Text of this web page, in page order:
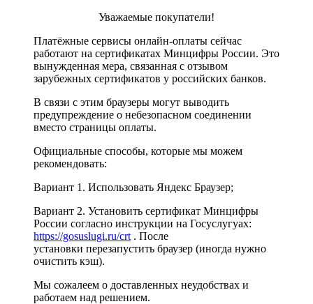
Уважаемые покупатели!
Платёжные сервисы онлайн-оплаты сейчас
работают на сертификатах Минцифры России. Это
вынужденная мера, связанная с отзывом
зарубежных сертификатов у российских банков.
В связи с этим браузеры могут выводить
предупреждение о небезопасном соединении
вместо страницы оплаты.
Официальные способы, которые мы можем
рекомендовать:
Вариант 1. Использовать Яндекс Браузер;
Вариант 2. Установить сертификат Минцифры
России согласно инструкции на Госуслугуах:
https://gosuslugi.ru/crt . После
установки перезапустить браузер (иногда нужно
очистить кэш).
Мы сожалеем о доставленных неудобствах и
работаем над решением.